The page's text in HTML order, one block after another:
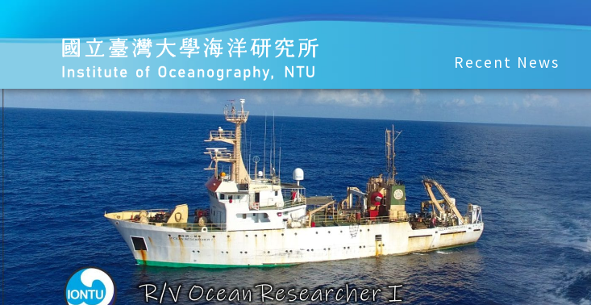
Recent News